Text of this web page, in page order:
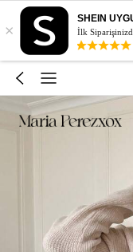
×
SHEIN
İlk